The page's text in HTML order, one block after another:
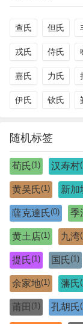
查氏 但氏
戎氏 侍氏
嘉氏 力氏
伊氏 钦氏
随机标签
荀氏(1) 汉寿村
黄吴氏(1) 新加
薩克達氏(0) 季
黄土店(1) 九湾
提氏(1) 国氏(1)
余家地(1) 藩氏
莆田 (1) 孔胡氏